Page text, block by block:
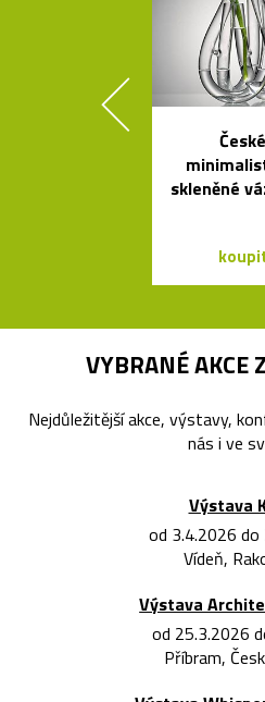
České
skleněné
VYBRANÉ AKCE Z
Nejdůležitější akce, výstavy,
nás i ve
Výstava
od 3.4.2026
Vídeň,
Výstava
od 25.3.2026
Příbram,